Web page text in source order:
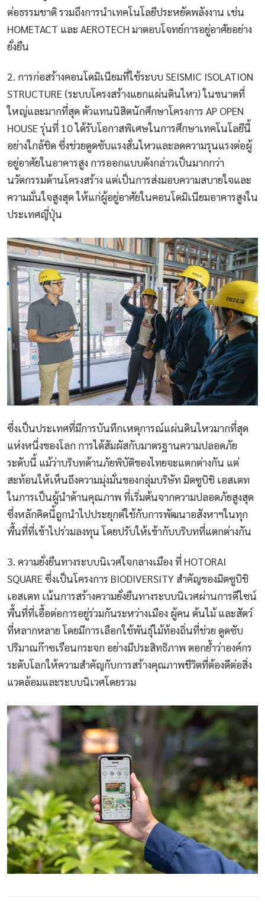
ต่อธรรมชาติ รวมถึงการนำเทคโนโลยีประหยัดพลังงาน เช่น
HOMETACT และ AEROTECH มาตอบโจทย์การอยู่อาศัยอย่าง
ยั่งยืน
2. การก่อสร้างคอนโดมิเนียมที่ใช้ระบบ SEISMIC ISOLATION
STRUCTURE (ระบบโครงสร้างแยกแผ่นดินไหว) ในขนาดที่
ใหญ่และมากที่สุด ตัวแทนนิสิตนักศึกษาโครงการ AP OPEN
HOUSE รุ่นที่ 10 ได้รับโอกาสพิเศษในการศึกษาเทคโนโลยีนี้
อย่างใกล้ชิด ซึ่งช่วยดูดซับแรงสั่นไหวและลดความรุนแรงต่อผู้
อยู่อาศัยในอาคารสูง การออกแบบดังกล่าวเป็นมากกว่า
นวัตกรรมด้านโครงสร้าง แต่เป็นการส่งมอบความสบายใจและ
ความมั่นใจสูงสุด ให้แก่ผู้อยู่อาศัยในคอนโดมิเนียมอาคารสูงใน
ประเทศญี่ปุ่น
ซึ่งเป็นประเทศที่มีการบันทึกเหตุการณ์แผ่นดินไหวมากที่สุด
แห่งหนึ่งของโลก การได้สัมผัสกับมาตรฐานความปลอดภัย
ระดับนี้ แม้ว่าบริบทด้านภัยพิบัติของไทยจะแตกต่างกัน แต่
สะท้อนให้เห็นถึงความมุ่งมั่นของกลุ่มบริษัท มิตซูบิชิ เอสเตท
ในการเป็นผู้นำด้านคุณภาพ ที่เริ่มต้นจากความปลอดภัยสูงสุด
ซึ่งหลักคิดนี้ถูกนำไปประยุกต์ใช้กับการพัฒนาอสังหาฯในทุก
พื้นที่ที่เข้าไปร่วมลงทุน โดยปรับให้เข้ากับบริบทที่แตกต่างกัน
3. ความยั่งยืนทางระบบนิเวศใจกลางเมือง ที่ HOTORAI
SQUARE ซึ่งเป็นโครงการ BIODIVERSITY สำคัญของมิตซูบิชิ
เอสเตท เน้นการสร้างความยั่งยืนทางระบบนิเวศผ่านการดีไซน์
พื้นที่ที่เอื้อต่อการอยู่ร่วมกันระหว่างเมือง ผู้คน ต้นไม้ และสัตว์
ที่หลากหลาย โดยมีการเลือกใช้พันธุ์ไม้ท้องถิ่นที่ช่วย ดูดซับ
ปริมาณก๊าซเรือนกระจก อย่างมีประสิทธิภาพ ตอกย้ำว่าองค์กร
ระดับโลกให้ความสำคัญกับการสร้างคุณภาพชีวิตที่ต้องดีต่อสิ่ง
แวดล้อมและระบบนิเวศโดยรวม